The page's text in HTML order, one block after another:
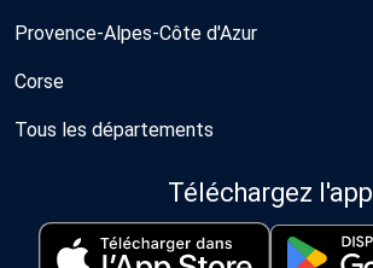
Provence-Alpes-Côte d'Azur
Corse
Tous les départements
Téléchargez l'app